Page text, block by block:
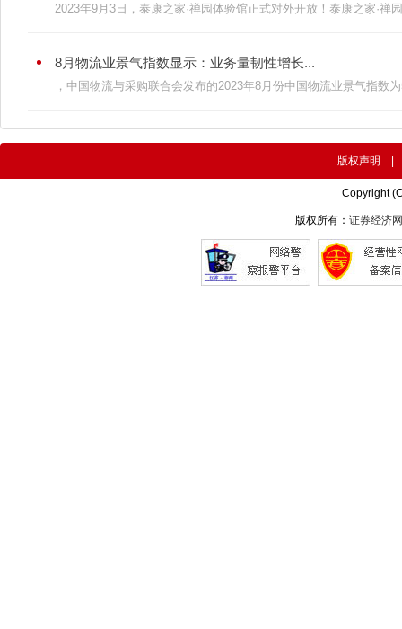
2023年9月3日，泰康之家·禅园体验馆正式对外开放！泰康之家·禅
8月物流业景气指数显示：业务量韧性增长...
，中国物流与采购联合会发布的2023年8月份中国物流业景气指数
版权声明
Copyright
版权所有：证券经济